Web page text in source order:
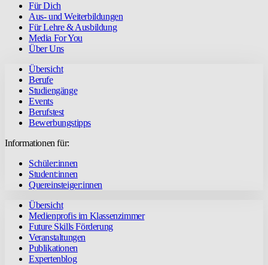
Für Dich
Aus- und Weiterbildungen
Für Lehre & Ausbildung
Media For You
Über Uns
Übersicht
Berufe
Studiengänge
Events
Berufstest
Bewerbungstipps
Informationen für:
Schüler:innen
Student:innen
Quereinsteiger:innen
Übersicht
Medienprofis im Klassenzimmer
Future Skills Förderung
Veranstaltungen
Publikationen
Expertenblog